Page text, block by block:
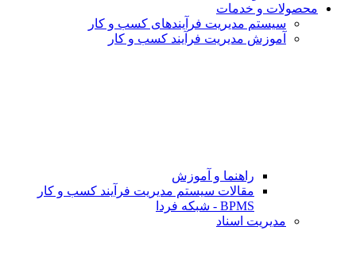
محصولات و خدمات
سیستم مدیریت فرآیندهای کسب و کار
آموزش مدیریت فرآیند کسب و کار
راهنما و آموزش
مقالات سیستم مدیریت فرآیند کسب و کار
BPMS - شبکه فردا
مدیریت اسناد